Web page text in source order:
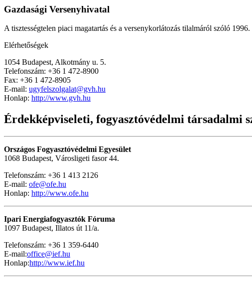
Gazdasági Versenyhivatal
A tisztességtelen piaci magatartás és a versenykorlátozás tilalmáról szóló
Elérhetőségek
1054 Budapest, Alkotmány u. 5.
Telefonszám: +36 1 472-8900
Fax: +36 1 472-8905
E-mail: ugyfelszolgalat@gvh.hu
Honlap: http://www.gvh.hu
Érdekképviseleti, fogyasztóvédelmi társadalmi
Országos Fogyasztóvédelmi Egyesület
1068 Budapest, Városligeti fasor 44.
Telefonszám: +36 1 413 2126
E-mail: ofe@ofe.hu
Honlap: http://www.ofe.hu
Ipari Energiafogyasztók Fóruma
1097 Budapest, Illatos út 11/a.
Telefonszám: +36 1 359-6440
E-mail:office@ief.hu
Honlap:http://www.ief.hu